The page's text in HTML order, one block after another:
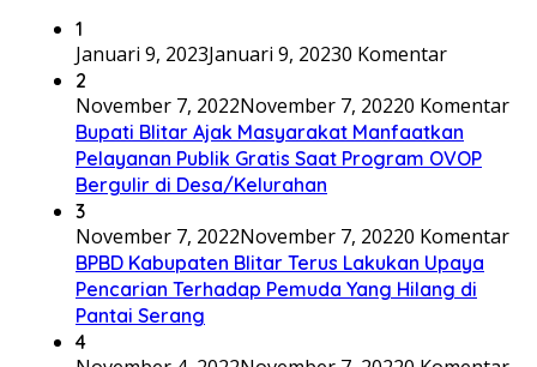
1
Januari 9, 2023Januari 9, 20230 Komentar
2
November 7, 2022November 7, 20220 Komentar
Bupati Blitar Ajak Masyarakat Manfaatkan
Pelayanan Publik Gratis Saat Program OVOP
Bergulir di Desa/Kelurahan
3
November 7, 2022November 7, 20220 Komentar
BPBD Kabupaten Blitar Terus Lakukan Upaya
Pencarian Terhadap Pemuda Yang Hilang di
Pantai Serang
4